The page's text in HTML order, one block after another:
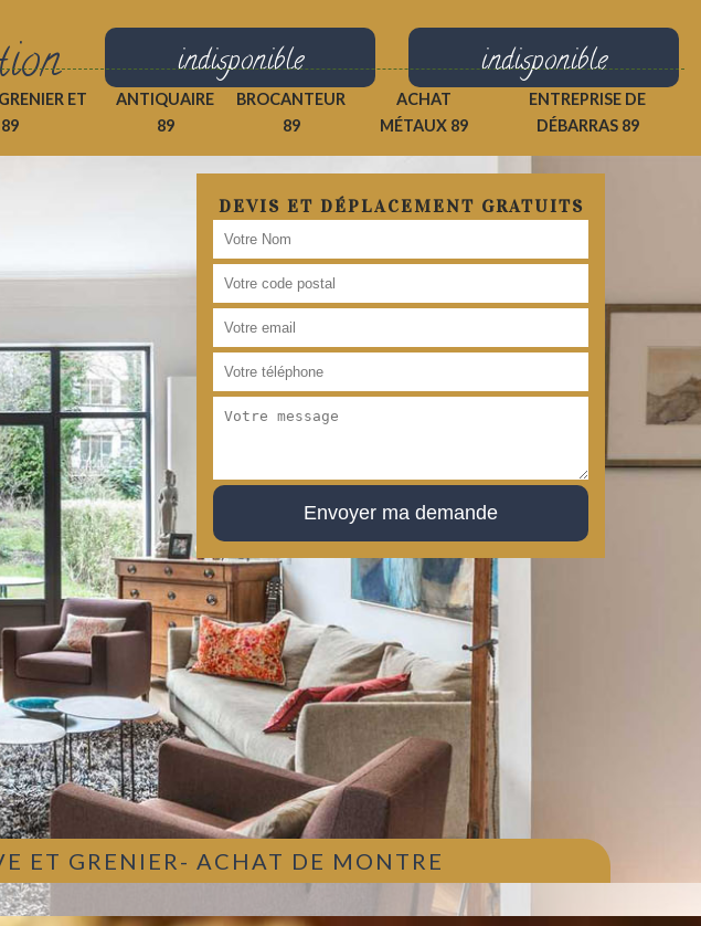
indisponible indisponible
ET
ANTIQUAIRE
89
BROCANTEUR
89
ACHAT
MÉTAUX 89
ENTREPRISE DE
DÉBARRAS 89
DEVIS ET DÉPLACEMENT GRATUITS
ET GRENIER- ACHAT DE MONTRE